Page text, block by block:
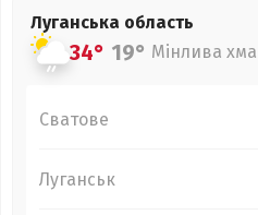
Луганська область
34° 19° Мінлива
Сватове
Луганськ